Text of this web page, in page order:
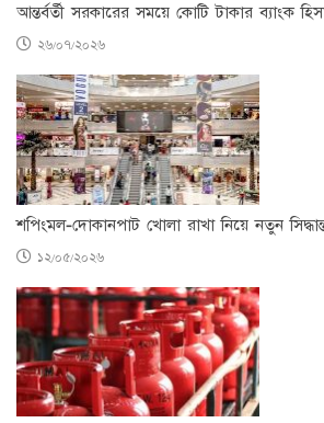
আন্তর্বর্তী সরকারের সময়ে কোটি টাকার ব্যাংক
২৬/০৭/২০২৬
শপিংমল-দোকানপাট খোলা রাখা নিয়ে নতুন
১২/০৫/২০২৬